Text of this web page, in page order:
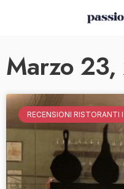
Marzo
RECENSIONI RISTORANTI